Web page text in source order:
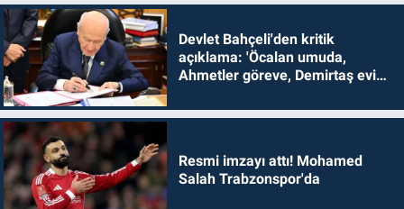
Devlet Bahçeli'den kritik
açıklama: 'Öcalan umuda,
Ahmetler göreve, Demirtaş evine
Resmi imzayı attı! Mohamed
Salah Trabzonspor'da